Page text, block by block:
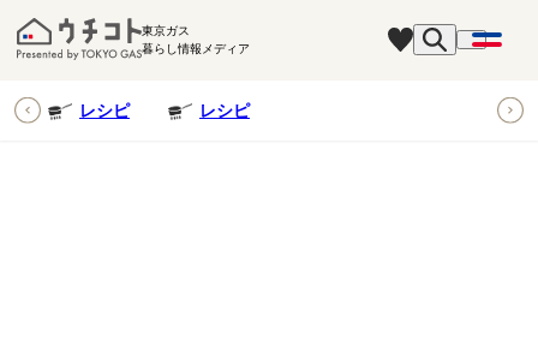
東京ガス
暮らし情報メディア
レシピ レシピ